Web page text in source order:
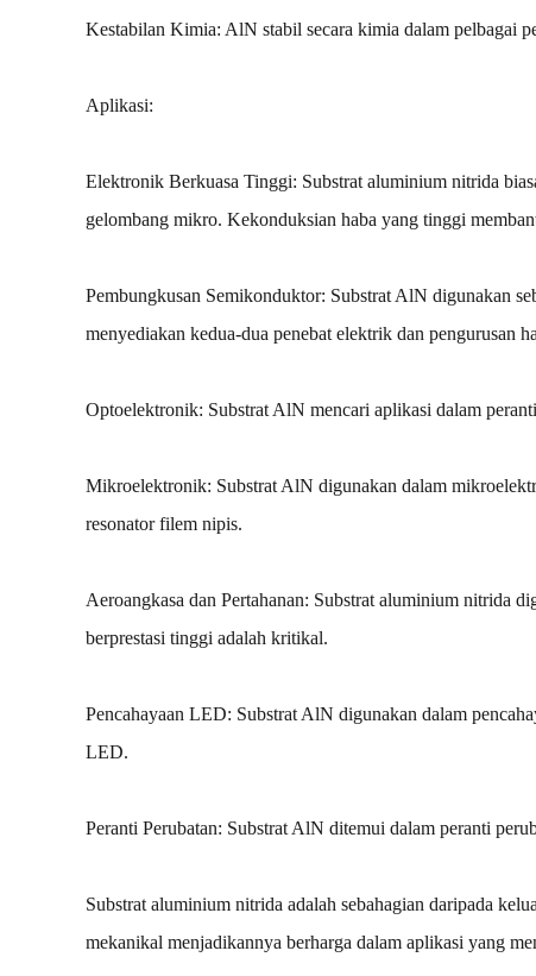
Kestabilan Kimia: AlN stabil secara kimia dalam pelbagai
Aplikasi:
Elektronik Berkuasa Tinggi: Substrat aluminium nitrida
gelombang mikro. Kekonduksian haba yang tinggi
Pembungkusan Semikonduktor: Substrat AlN digunakan
menyediakan kedua-dua penebat elektrik dan pengurusan
Optoelektronik: Substrat AlN mencari aplikasi dalam
Mikroelektronik: Substrat AlN digunakan dalam
resonator filem nipis.
Aeroangkasa dan Pertahanan: Substrat aluminium nitrida
berprestasi tinggi adalah kritikal.
Pencahayaan LED: Substrat AlN digunakan dalam
LED.
Peranti Perubatan: Substrat AlN ditemui dalam peranti
Substrat aluminium nitrida adalah sebahagian daripada
mekanikal menjadikannya berharga dalam aplikasi yang